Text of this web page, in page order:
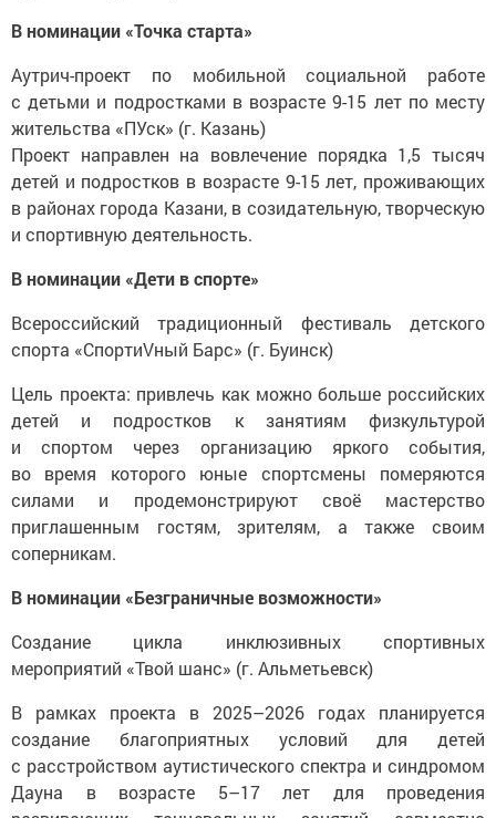
В номинации «Точка старта»
Аутрич-проект по мобильной социальной работе
с детьми и подростками в возрасте 9-15 лет по месту
жительства «ПУск» (г. Казань)
Проект направлен на вовлечение порядка 1,5 тысяч
детей и подростков в возрасте 9-15 лет, проживающих
в районах города Казани, в созидательную, творческую
и спортивную деятельность.
В номинации «Дети в спорте»
Всероссийский традиционный фестиваль детского
спорта «СпортиVный Барс» (г. Буинск)
Цель проекта: привлечь как можно больше российских
детей и подростков к занятиям физкультурой
и спортом через организацию яркого события,
во время которого юные спортсмены померяются
силами и продемонстрируют своё мастерство
приглашенным гостям, зрителям, а также своим
соперникам.
В номинации «Безграничные возможности»
Создание цикла инклюзивных спортивных
мероприятий «Твой шанс» (г. Альметьевск)
В рамках проекта в 2025–2026 годах планируется
создание благоприятных условий для детей
c расстройством аутистического спектра и синдромом
Дауна в возрасте 5–17 лет для проведения